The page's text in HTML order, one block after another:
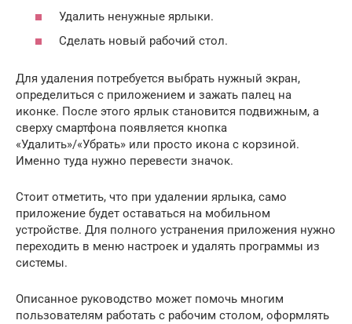
Удалить ненужные ярлыки.
Сделать новый рабочий стол.
Для удаления потребуется выбрать нужный экран,
определиться с приложением и зажать палец на
иконке. После этого ярлык становится подвижным, а
сверху смартфона появляется кнопка
«Удалить»/«Убрать» или просто икона с корзиной.
Именно туда нужно перевести значок.
Стоит отметить, что при удалении ярлыка, само
приложение будет оставаться на мобильном
устройстве. Для полного устранения приложения нужно
переходить в меню настроек и удалять программы из
системы.
Описанное руководство может помочь многим
пользователям работать с рабочим столом, оформлять